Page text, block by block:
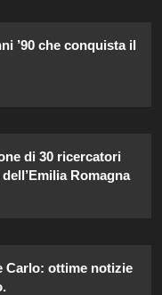
’90 che conquista il
di 30 ricercatori
Romagna
Carlo: ottime notizie